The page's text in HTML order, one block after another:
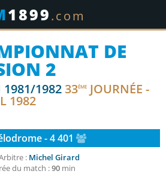
1899.com
DE
2
1981/198233ÈME JOURNÉE -
1982
- 4 401
: Michel Girard
du match :90min